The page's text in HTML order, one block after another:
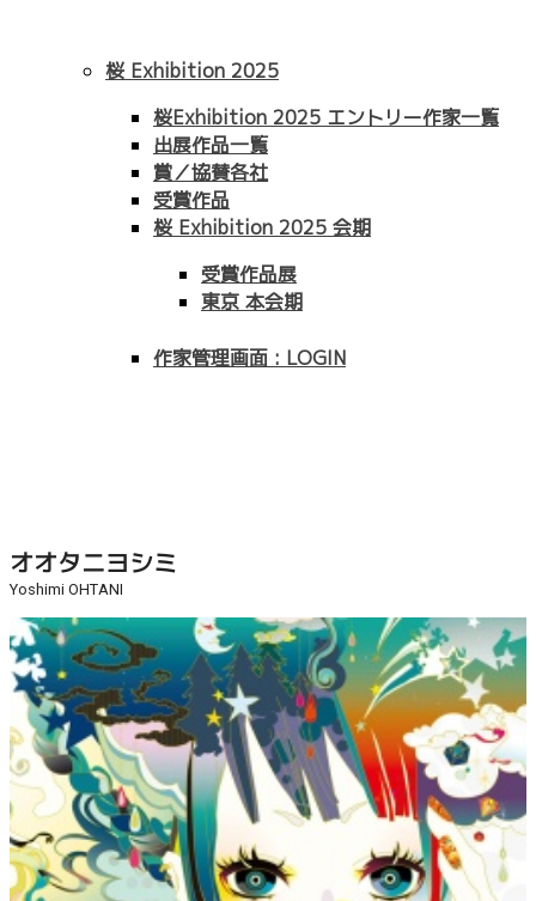
桜 Exhibition 2025
桜Exhibition 2025 エントリー作家一覧
出展作品一覧
賞／協賛各社
受賞作品
桜 Exhibition 2025 会期
受賞作品展
東京 本会期
作家管理画面 : LOGIN
オオタニヨシミ
Yoshimi OHTANI